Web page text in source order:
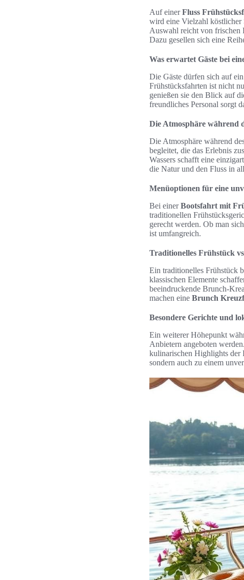
Auf einerFluss
wird eine Vielzahl köstlicher
Auswahl reicht von frischen
Dazu gesellen sich eine
Was erwartet Gäste bei
Die Gäste dürfen sich auf
Frühstücksfahrten ist nicht
genießen sie den Blick auf
freundliches Personal sorgt
Die Atmosphäre während
Die Atmosphäre während
begleitet, die das Erlebnis
Wassers schafft eine
die Natur und den Fluss in
Menüoptionen für eine
Bei einerBootsfahrt mit
traditionellen
gerecht werden. Ob man
ist umfangreich.
Traditionelles Frühstück
Ein traditionelles Frühstück
klassischen Elemente
beeindruckende Brunch-
machen eine Brunch
Besondere Gerichte und
Ein weiterer Höhepunkt
Anbietern angeboten
kulinarischen Highlights der
sondern auch zu einem